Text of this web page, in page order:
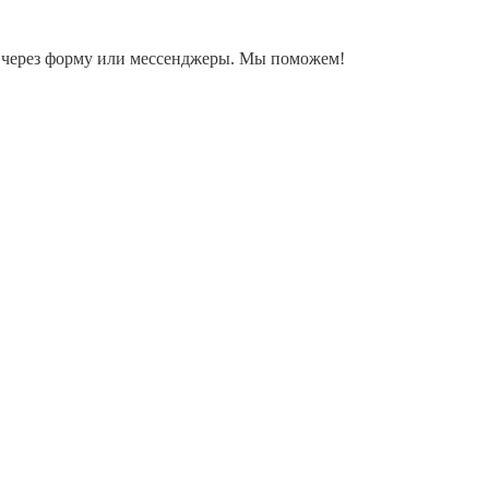
через форму или мессенджеры. Мы поможем!